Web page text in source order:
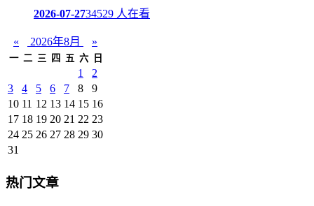
2026-07-2734529 人在看
« 2026年8月 »
一 二 三 四 五 六 日
1
2
3
4 5 6 7 8
9
10 11 12 13 14 15 16
17 18 19 20 21 22 23
24 25 26 27 28 29 30
31
热门文章